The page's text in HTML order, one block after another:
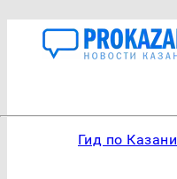
Гид по Казани